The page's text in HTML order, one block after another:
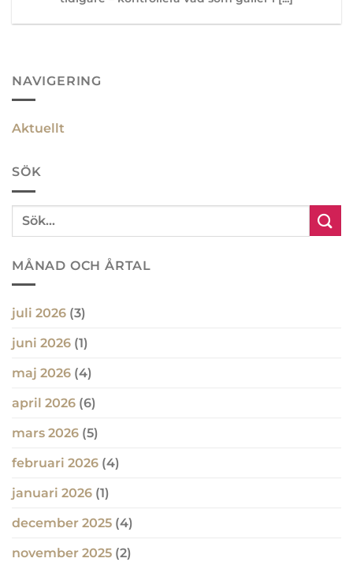
NAVIGERING
Aktuellt
SÖK
MÅNAD OCH ÅRTAL
juli 2026 (3)
juni 2026 (1)
maj 2026 (4)
april 2026 (6)
mars 2026 (5)
februari 2026 (4)
januari 2026 (1)
december 2025 (4)
november 2025 (2)